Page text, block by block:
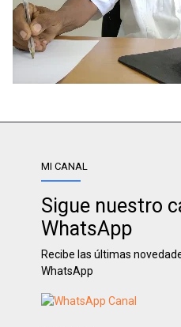
MI CANAL
Sigue nuestro
WhatsApp
Recibe las últimas
WhatsApp